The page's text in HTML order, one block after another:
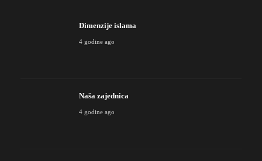
Dimenzije islama
4 godine ago
Naša zajednica
4 godine ago